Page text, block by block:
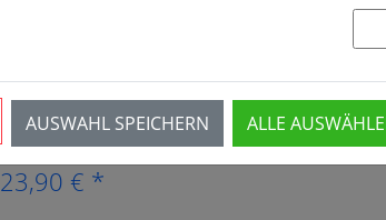
1 Stück verfügbar
23,90 € *
AUSWAHL SPEICHERN ALLE